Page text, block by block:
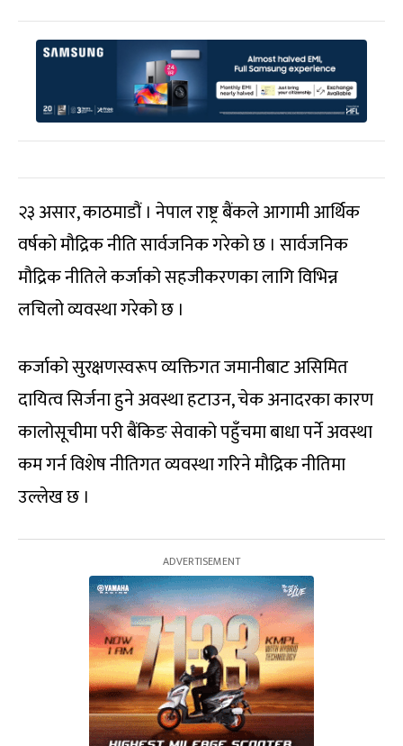
२३ असार, काठमाडौं । नेपाल राष्ट्र बैंकले आगामी आर्थिक
वर्षको मौद्रिक नीति सार्वजनिक गरेको छ । सार्वजनिक
मौद्रिक नीतिले कर्जाको सहजीकरणका लागि विभिन्न
लचिलो व्यवस्था गरेको छ ।
कर्जाको सुरक्षणस्वरूप व्यक्तिगत जमानीबाट असिमित
दायित्व सिर्जना हुने अवस्था हटाउन, चेक अनादरका कारण
कालोसूचीमा परी बैंकिङ सेवाको पहुँचमा बाधा पर्ने अवस्था
कम गर्न विशेष नीतिगत व्यवस्था गरिने मौद्रिक नीतिमा
उल्लेख छ ।